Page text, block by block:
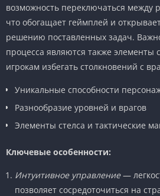
возможность переключаться между
что обогащает геймплей и
решению поставленных задач.
процесса являются также элементы
игрокам избегать столкновений с
Уникальные способности
Разнообразие уровней и врагов
Элементы стелса и тактические
Ключевые особенности:
Интуитивное управление—
позволяет сосредоточиться на